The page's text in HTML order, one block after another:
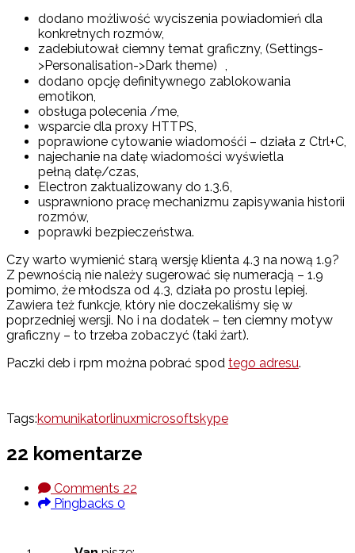
dodano możliwość wyciszenia powiadomień dla
konkretnych rozmów,
zadebiutował ciemny temat graficzny, (Settings-
>Personalisation->Dark theme) ,
dodano opcję definitywnego zablokowania
emotikon,
obsługa polecenia /me,
wsparcie dla proxy HTTPS,
poprawione cytowanie wiadomośći – działa z Ctrl+C,
najechanie na datę wiadomości wyświetla
pełną datę/czas,
Electron zaktualizowany do 1.3.6,
usprawniono pracę mechanizmu zapisywania historii
rozmów,
poprawki bezpieczeństwa.
Czy warto wymienić starą wersję klienta 4.3 na nową 1.9?
Z pewnością nie należy sugerować się numeracją – 1.9
pomimo, że młodsza od 4.3, działa po prostu lepiej.
Zawiera też funkcje, który nie doczekaliśmy się w
poprzedniej wersji. No i na dodatek – ten ciemny motyw
graficzny – to trzeba zobaczyć (taki żart).
Paczki deb i rpm można pobrać spod tego adresu.
Tags:komunikatorlinuxmicrosoftskype
22 komentarze
Comments 22
Pingbacks 0